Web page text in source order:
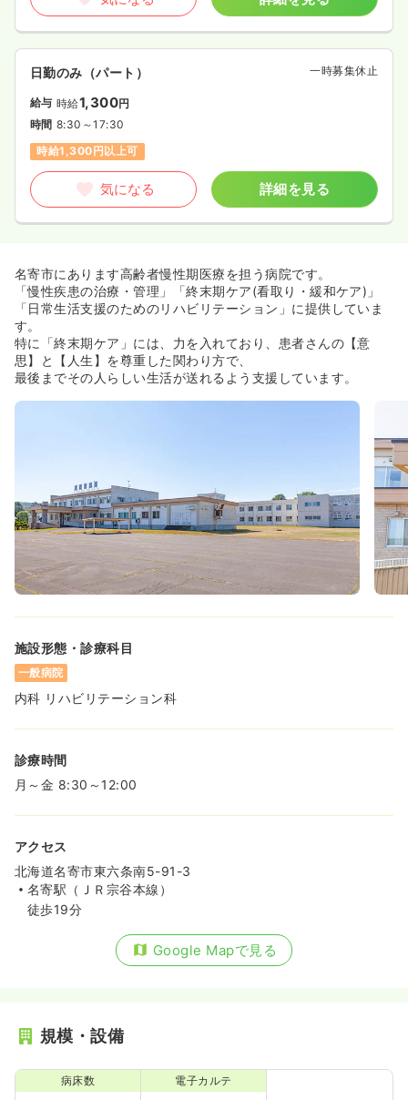
日勤のみ（パート） 一時募集休止
給与 時給1,300円
時間 8:30～17:30
時給1,300円以上可
気になる 詳細を見る
名寄市にあります高齢者慢性期医療を担う病院です。
「慢性疾患の治療・管理」「終末期ケア(看取り・緩和ケア)」
「日常生活支援のためのリハビリテーション」に提供していま
す。
特に「終末期ケア」には、力を入れており、患者さんの【意
思】と【人生】を尊重した関わり方で、
最後までその人らしい生活が送れるよう支援しています。
施設形態・診療科目
一般病院
内科 リハビリテーション科
診療時間
月～金 8:30～12:00
アクセス
北海道名寄市東六条南5-91-3
名寄駅（ＪＲ宗谷本線）
徒歩19分
Google Mapで見る
規模・設備
病床数 電子カルテ